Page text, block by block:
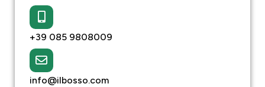
+39 085 9808009
info@ilbosso.com